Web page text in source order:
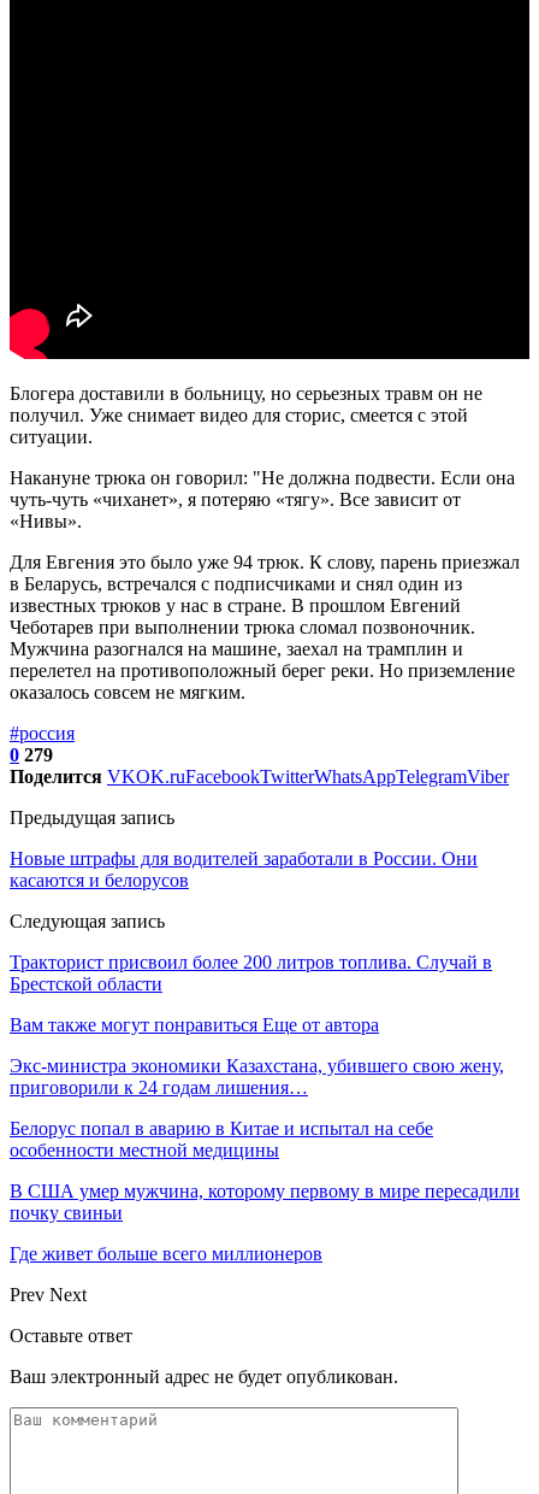
Блогера доставили в больницу, но серьезных травм он не
получил. Уже снимает видео для сторис, смеется с этой
ситуации.
Накануне трюка он говорил: "Не должна подвести. Если она
чуть-чуть «чиханет», я потеряю «тягу». Все зависит от
«Нивы».
Для Евгения это было уже 94 трюк. К слову, парень приезжал
в Беларусь, встречался с подписчиками и снял один из
известных трюков у нас в стране. В прошлом Евгений
Чеботарев при выполнении трюка сломал позвоночник.
Мужчина разогнался на машине, заехал на трамплин и
перелетел на противоположный берег реки. Но приземление
оказалось совсем не мягким.
#россия
0 279
Поделится VKOK.ruFacebookTwitterWhatsAppTelegramViber
Предыдущая запись
Новые штрафы для водителей заработали в России. Они
касаются и белорусов
Следующая запись
Тракторист присвоил более 200 литров топлива. Случай в
Брестской области
Вам также могут понравиться Еще от автора
Экс-министра экономики Казахстана, убившего свою жену,
приговорили к 24 годам лишения…
Белорус попал в аварию в Китае и испытал на себе
особенности местной медицины
В США умер мужчина, которому первому в мире пересадили
почку свиньи
Где живет больше всего миллионеров
Prev Next
Оставьте ответ
Ваш электронный адрес не будет опубликован.